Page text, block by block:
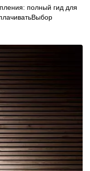
полный гид для